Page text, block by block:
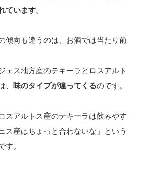
ています。
傾向も違うのは、お酒では当たり前
ェス地方産のテキーラとロスアルト
、 味のタイプが違ってくるのです。
スアルトス産のテキーラは飲みやす
ス産はちょっと合わないな」という
す。